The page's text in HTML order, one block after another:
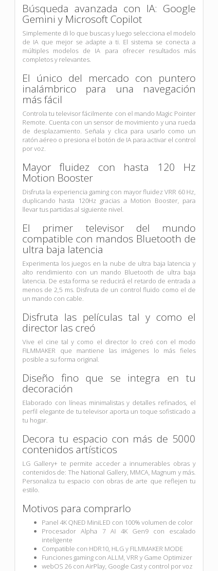
Búsqueda avanzada con IA: Google
Gemini y Microsoft Copilot
Simplemente di lo que buscas y luego selecciona el modelo
de IA que mejor se adapte a ti. El sistema se conecta a
múltiples modelos de IA para ofrecer resultados más
completos y relevantes.
El único del mercado con puntero
inalámbrico para una navegación
más fácil
Controla tu televisor fácilmente con el mando Magic Pointer
Remote. Cuenta con un sensor de movimiento y una rueda
de desplazamiento. Señala y clica para usarlo como un
ratón aéreo o presiona el botón de IA para activar el control
por voz.
Mayor fluidez con hasta 120 Hz
Motion Booster
Disfruta la experiencia gaming con mayor fluidez VRR 60 Hz,
duplicando hasta 120Hz gracias a Motion Booster, para
llevar tus partidas al siguiente nivel.
El primer televisor del mundo
compatible con mandos Bluetooth de
ultra baja latencia
Experimenta los juegos en la nube de ultra baja latencia y
alto rendimiento con un mando Bluetooth de ultra baja
latencia. De esta forma se reducirá el retardo de entrada a
menos de 2,5 ms. Disfruta de un control fluido como el de
un mando con cable.
Disfruta las películas tal y como el
director las creó
Vive el cine tal y como el director lo creó con el modo
FILMMAKER que mantiene las imágenes lo más fieles
posible a su forma original.
Diseño fino que se integra en tu
decoración
Elaborado con líneas minimalistas y detalles refinados, el
perfil elegante de tu televisor aporta un toque sofisticado a
tu hogar.
Decora tu espacio con más de 5000
contenidos artísticos
LG Gallery+ te permite acceder a innumerables obras y
contenidos de: The National Gallery, MMCA, Magnum y más.
Personaliza tu espacio con obras de arte que reflejen tu
estilo.
Motivos para comprarlo
Panel 4K QNED MiniLED con 100% volumen de color
Procesador Alpha 7 AI 4K Gen9 con escalado
inteligente
Compatible con HDR10, HLG y FILMMAKER MODE
Funciones gaming con ALLM, VRR y Game Optimizer
webOS 26 con AirPlay, Google Cast y control por voz